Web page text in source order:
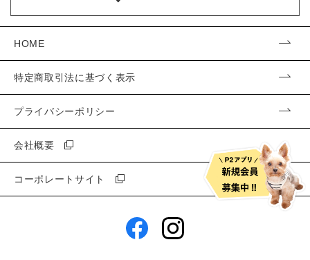
HOME
特定商取引法に基づく表示
プライバシーポリシー
会社概要
コーポレートサイト